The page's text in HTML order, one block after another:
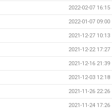
2022-02-07 16:15
2022-01-07 09:00
2021-12-27 10:13
2021-12-22 17:27
2021-12-16 21:39
2021-12-03 12:18
2021-11-26 22:26
2021-11-24 17:26